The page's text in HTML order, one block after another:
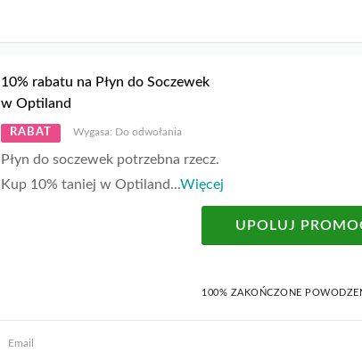
10% rabatu na Płyn do Soczewek
w Optiland
RABAT Wygasa: Do odwołania
Płyn do soczewek potrzebna rzecz.
Kup 10% taniej w Optiland...Więcej
UPOLUJ
100% ZAKOŃCZONE
Email